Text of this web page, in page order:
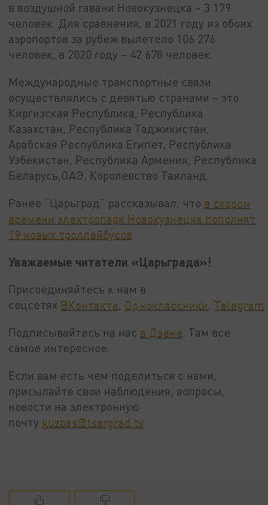
в воздушной гавани Новокузнецка – 3 179
человек. Для сравнения, в 2021 году из обоих
аэропортов за рубеж вылетело 106 276
человек, в 2020 году – 42 678 человек.
Международные транспортные связи
осуществлялись с девятью странами – это
Киргизская Республика, Республика
Казахстан, Республика Таджикистан,
Арабская Республика Египет, Республика
Узбекистан, Республика Армения, Республика
Беларусь,ОАЭ, Королевство Таиланд.
Ранее “Царьград” рассказывал, что в скором
времени электропарк Новокузнецка пополнят
19 новых троллейбусов
Уважаемые читатели «Царьграда»!
Присоединяйтесь к нам в
соцсетях ВКонтакте, Одноклассники, Telegram
Подписывайтесь на нас в Дзене . Там все
самое интересное.
Если вам есть чем поделиться с нами,
присылайте свои наблюдения, вопросы,
новости на электронную
почту kuzbas@tsargrad.tv